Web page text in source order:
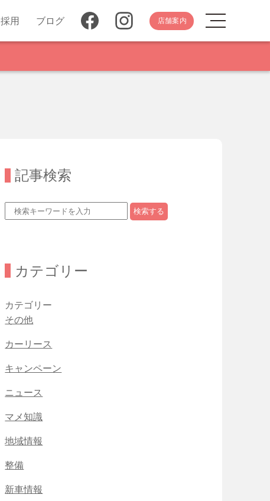
採用 ブログ 店舗案内
記事検索
検索する
カテゴリー
カテゴリー
その他
カーリース
キャンペーン
ニュース
マメ知識
地域情報
整備
新車情報